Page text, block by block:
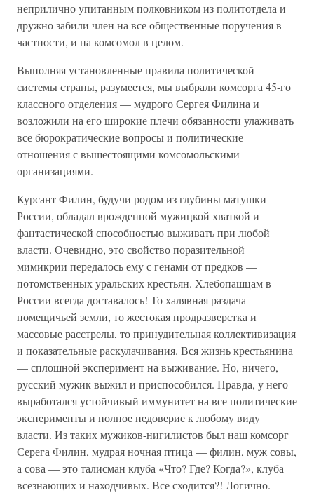
неприлично упитанным полковником из политотдела и
дружно забили член на все общественные поручения в
частности, и на комсомол в целом.
Выполняя установленные правила политической
системы страны, разумеется, мы выбрали комсорга 45-го
классного отделения — мудрого Сергея Филина и
возложили на его широкие плечи обязанности улаживать
все бюрократические вопросы и политические
отношения с вышестоящими комсомольскими
организациями.
Курсант Филин, будучи родом из глубины матушки
России, обладал врожденной мужицкой хваткой и
фантастической способностью выживать при любой
власти. Очевидно, это свойство поразительной
мимикрии передалось ему с генами от предков —
потомственных уральских крестьян. Хлебопашцам в
России всегда доставалось! То халявная раздача
помещичьей земли, то жестокая продразверстка и
массовые расстрелы, то принудительная коллективизация
и показательные раскулачивания. Вся жизнь крестьянина
— сплошной эксперимент на выживание. Но, ничего,
русский мужик выжил и приспособился. Правда, у него
выработался устойчивый иммунитет на все политические
эксперименты и полное недоверие к любому виду
власти. Из таких мужиков-нигилистов был наш комсорг
Серега Филин, мудрая ночная птица — филин, муж совы,
а сова — это талисман клуба «Что? Где? Когда?», клуба
всезнающих и находчивых. Все сходится?! Логично.